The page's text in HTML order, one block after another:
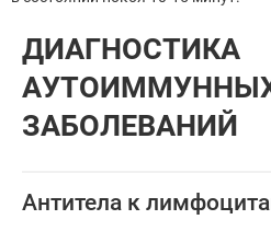
ДИАГНОСТИКА
ЗАБОЛЕВАНИЙ
Антитела к